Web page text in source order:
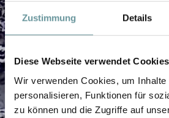
Zustimmung Details
Diese Webseite verwendet Cookies
Wir verwenden Cookies, um Inhalte
personalisieren, Funktionen für
zu können und die Zugriffe auf